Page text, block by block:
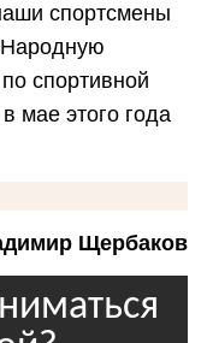
спортсмены
Народную
спортивной
мае этого года
Щербаков